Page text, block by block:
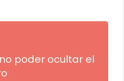
poder ocultar el